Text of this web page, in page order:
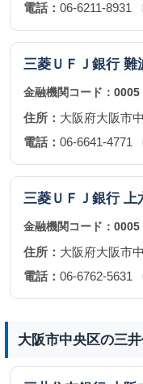
電話： 06-6211-8931
三菱ＵＦＪ銀行 難
金融機関コード： 0005
住所： 大阪府大阪市
電話： 06-6641-4771
三菱ＵＦＪ銀行 上
金融機関コード： 0005
住所： 大阪府大阪市
電話： 06-6762-5631
大阪市中央区の三